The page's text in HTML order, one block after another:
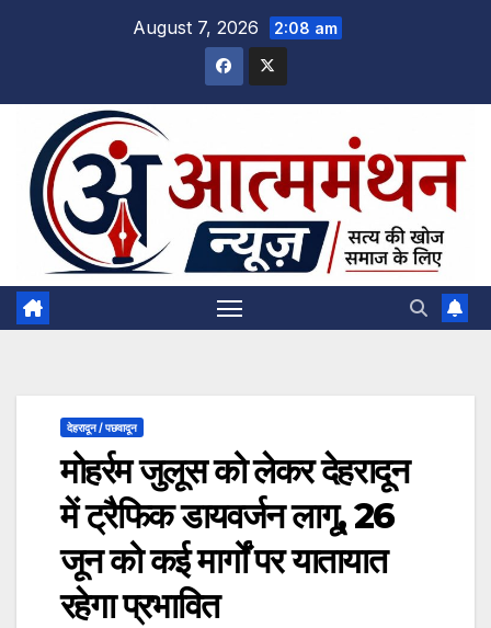
August 7, 2026 2:08 am
देहरादून / पछवादून
मोहर्रम जुलूस को लेकर देहरादून
में ट्रैफिक डायवर्जन लागू, 26
जून को कई मार्गों पर यातायात
रहेगा प्रभावित